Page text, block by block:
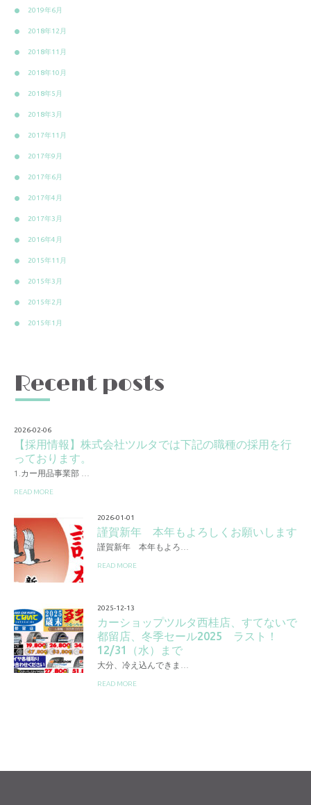
2019年6月
2018年12月
2018年11月
2018年10月
2018年5月
2018年3月
2017年11月
2017年9月
2017年6月
2017年4月
2017年3月
2016年4月
2015年11月
2015年3月
2015年2月
2015年1月
Recent posts
2026-02-06
【採用情報】株式会社ツルタでは下記の職種の採用を行
っております。
1.カー用品事業部 …
READ MORE
2026-01-01
謹賀新年 本年もよろしくお願いします
謹賀新年 本年もよろ…
READ MORE
2025-12-13
カーショップツルタ西桂店、すてないで
都留店、冬季セール2025 ラスト！
12/31（水）まで
大分、冷え込んできま…
READ MORE